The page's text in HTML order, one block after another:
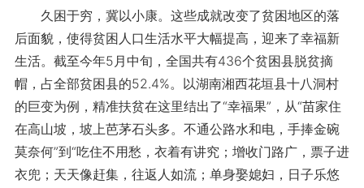
久困于穷，冀以小康。这些成就改变了贫困地区的落
后面貌，使得贫困人口生活水平大幅提高，迎来了幸福新
生活。截至今年5月中旬，全国共有436个贫困县脱贫摘
帽，占全部贫困县的52.4%。以湖南湘西花垣县十八洞村
的巨变为例，精准扶贫在这里结出了“幸福果”，从“苗家住
在高山坡，坡上芭茅石头多。不通公路水和电，手捧金碗
莫奈何”到“吃住不用愁，衣着有讲究；增收门路广，票子进
衣兜；天天像赶集，往返人如流；单身娶媳妇，日子乐悠